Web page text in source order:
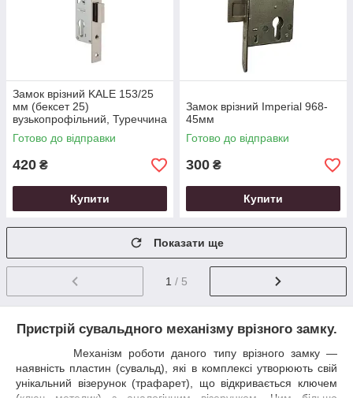
Замок врізний KALE 153/25
мм (бексет 25)
вузькопрофільний, Туреччина
(без відповідної планки)
Готово до відправки
420 ₴
Купити
Замок врізний Imperial 968-
45мм
Готово до відправки
300 ₴
Купити
Показати ще
1 / 5
Пристрій сувальдного механізму врізного замку.
Механізм роботи даного типу врізного замку ―
наявність пластин (сувальд), які в комплексі утворюють свій
унікальний візерунок (трафарет), що відкривається ключем